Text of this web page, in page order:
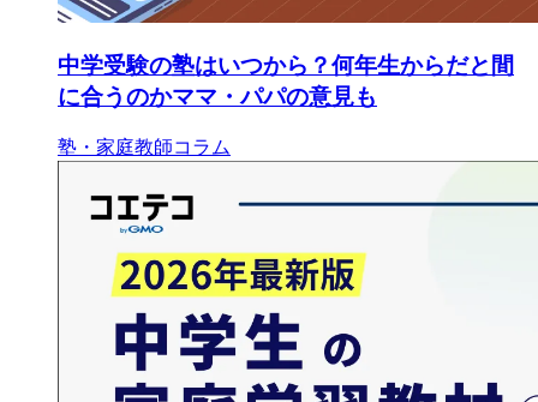
中学受験の塾はいつから？何年生からだと間
に合うのかママ・パパの意見も
塾・家庭教師コラム